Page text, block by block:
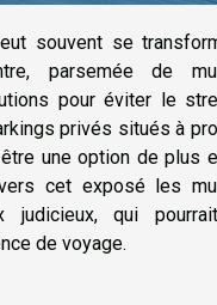
souvent se
parsemée de
pour éviter le
privés situés à
une option de plus
cet exposé les
judicieux, qui
de voyage.